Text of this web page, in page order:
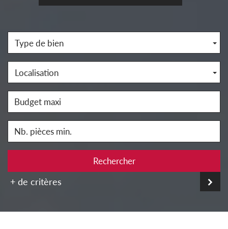
Type de bien
Localisation
Rechercher
+ de critères